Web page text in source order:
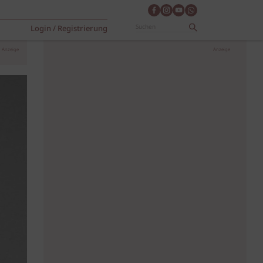
Login / Registrierung
Anzeige Anzeige